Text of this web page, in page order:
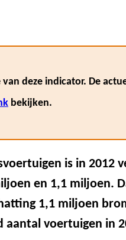
deze indicator. De
bekijken.
is in 2012
en 1,1 miljoen.
1,1 miljoen
voertuigen in